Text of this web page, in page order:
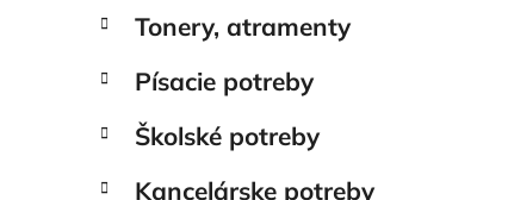
č
ý
a
n
e
ó
i
Tonery, atramenty
Písacie potreby
Školské potreby
Kancelárske potreby